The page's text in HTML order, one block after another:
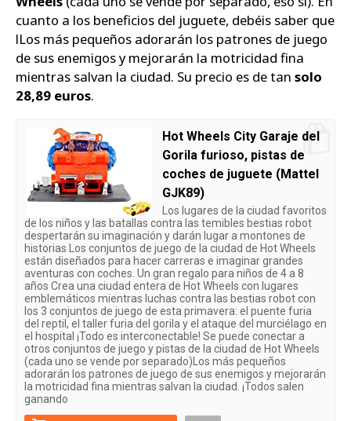
cuanto a los beneficios del juguete, debéis saber que
lLos más pequeños adorarán los patrones de juego
de sus enemigos y mejorarán la motricidad fina
mientras salvan la ciudad. Su precio es de tan solo
28,89 euros.
Hot Wheels City Garaje del
Gorila furioso, pistas de
coches de juguete (Mattel
GJK89)
Los lugares de la ciudad favoritos
de los niños y las batallas contra las temibles bestias robot
despertarán su imaginación y darán lugar a montones de
historias Los conjuntos de juego de la ciudad de Hot Wheels
están diseñados para hacer carreras e imaginar grandes
aventuras con coches. Un gran regalo para niños de 4 a 8
años Crea una ciudad entera de Hot Wheels con lugares
emblemáticos mientras luchas contra las bestias robot con
los 3 conjuntos de juego de esta primavera: el puente furia
del reptil, el taller furia del gorila y el ataque del murciélago en
el hospital ¡Todo es interconectable! Se puede conectar a
otros conjuntos de juego y pistas de la ciudad de Hot Wheels
(cada uno se vende por separado) ​Los más pequeños
adorarán los patrones de juego de sus enemigos y mejorarán
la motricidad fina mientras salvan la ciudad. ¡Todos salen
ganando